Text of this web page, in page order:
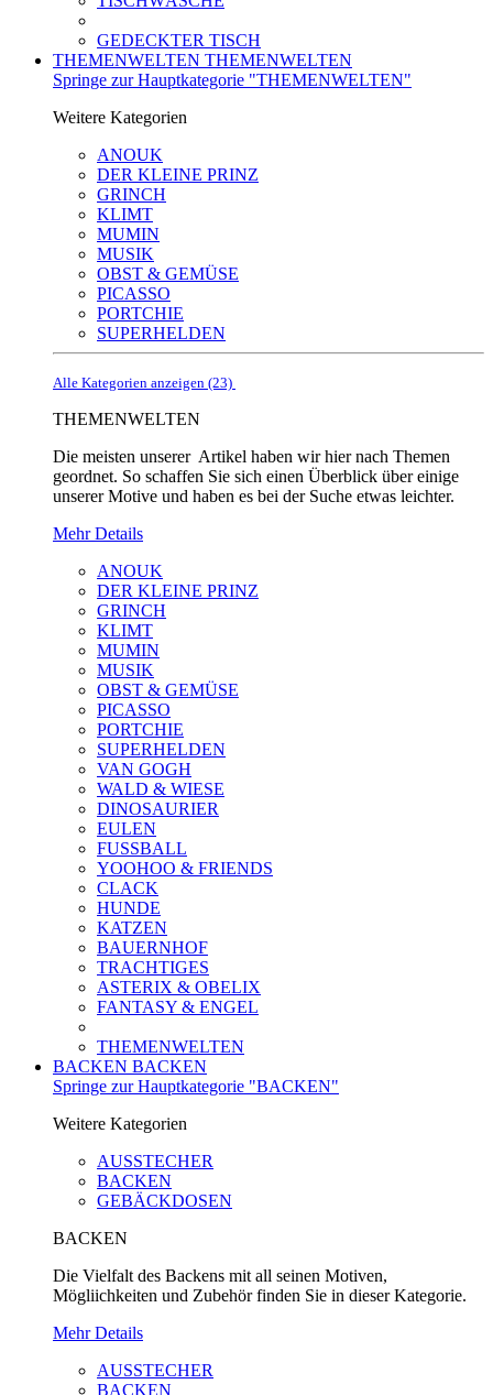
GEDECKTER TISCH
THEMENWELTEN THEMENWELTEN
Springe zur Hauptkategorie "THEMENWELTEN"
Weitere Kategorien
ANOUK
DER KLEINE PRINZ
GRINCH
KLIMT
MUMIN
MUSIK
OBST & GEMÜSE
PICASSO
PORTCHIE
SUPERHELDEN
Alle Kategorien anzeigen (23)
THEMENWELTEN
Die meisten unserer Artikel haben wir hier nach Themen
geordnet. So schaffen Sie sich einen Überblick über einige
unserer Motive und haben es bei der Suche etwas leichter.
Mehr Details
ANOUK
DER KLEINE PRINZ
GRINCH
KLIMT
MUMIN
MUSIK
OBST & GEMÜSE
PICASSO
PORTCHIE
SUPERHELDEN
VAN GOGH
WALD & WIESE
DINOSAURIER
EULEN
FUSSBALL
YOOHOO & FRIENDS
CLACK
HUNDE
KATZEN
BAUERNHOF
TRACHTIGES
ASTERIX & OBELIX
FANTASY & ENGEL
THEMENWELTEN
BACKEN BACKEN
Springe zur Hauptkategorie "BACKEN"
Weitere Kategorien
AUSSTECHER
BACKEN
GEBÄCKDOSEN
BACKEN
Die Vielfalt des Backens mit all seinen Motiven,
Mögliichkeiten und Zubehör finden Sie in dieser Kategorie.
Mehr Details
AUSSTECHER
BACKEN